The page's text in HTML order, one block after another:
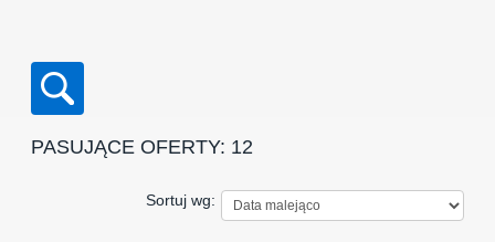
PASUJĄCE OFERTY: 12
Sortuj wg: